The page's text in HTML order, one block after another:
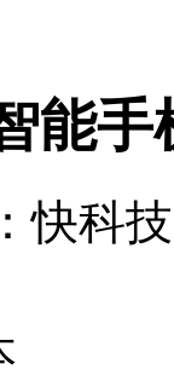
能手
快科技